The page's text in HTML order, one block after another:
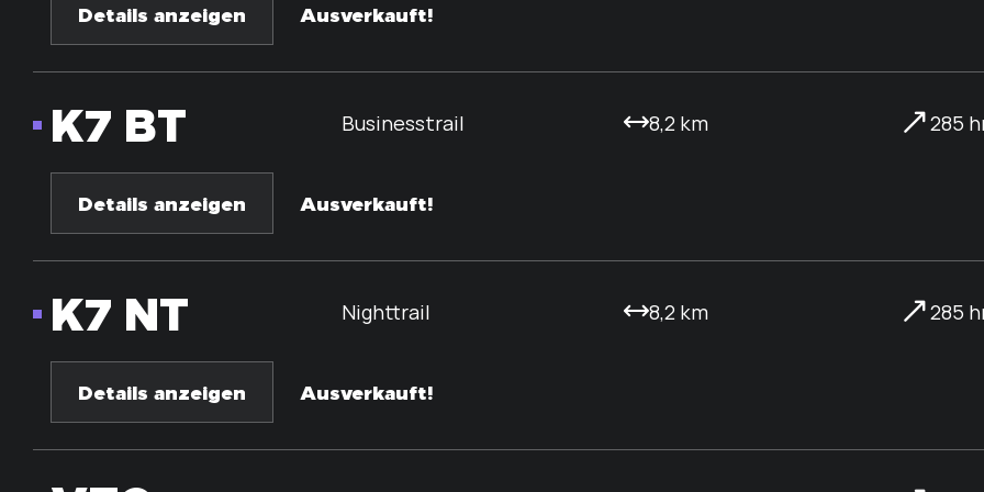
Details anzeigen Ausverkauft!
K7 BT Businesstrail 8,2 km 285
Details anzeigen Ausverkauft!
K7 NT Nighttrail 8,2 km 285
Details anzeigen Ausverkauft!